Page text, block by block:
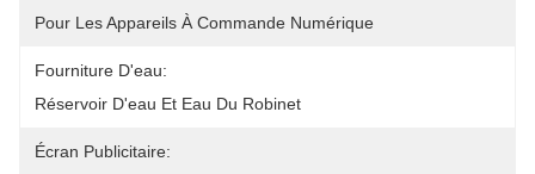
Pour Les Appareils À Commande Numérique
Fourniture D'eau:
Réservoir D'eau Et Eau Du Robinet
Écran Publicitaire: